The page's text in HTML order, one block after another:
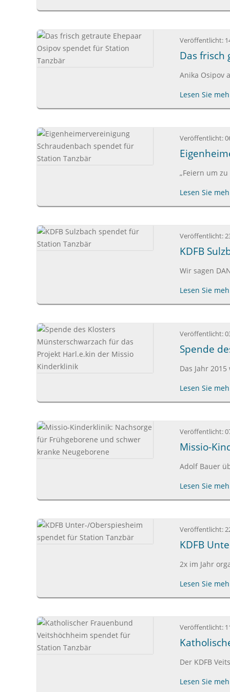
Veröffentlicht:
Das frisch
Anika Osipov
Lesen Sie
Veröffentlicht:
„Feiern um
Lesen Sie
Veröffentlicht:
KDFB
Wir sagen
Lesen Sie
Veröffentlicht:
Spende
Das Jahr
Lesen Sie
Veröffentlicht:
Missio-
Adolf Bauer
Lesen Sie
Veröffentlicht:
KDFB
2x im Jahr
Lesen Sie
Veröffentlicht:
Der KDFB
Lesen Sie